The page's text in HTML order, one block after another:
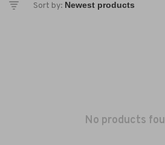
Sort by:
No products